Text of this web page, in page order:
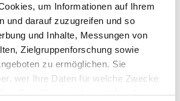
um Informationen auf Ihrem
und darauf zuzugreifen und so
und Inhalte, Messungen von
Zielgruppenforschung sowie
zu ermöglichen. Sie
wer Ihre Daten für welche Zwecke